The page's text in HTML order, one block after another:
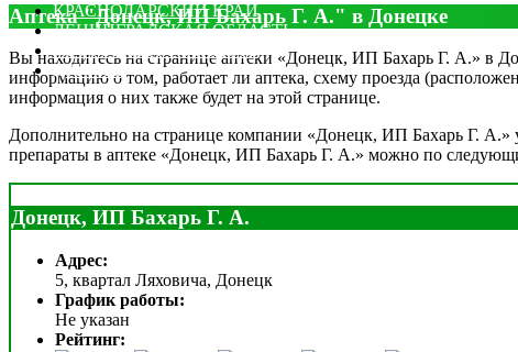
КРАСНОДАРСКИЙ КРАЙ
ЛЕНИНГРАДСКАЯ ОБЛАСТЬ
ДРУГИЕ
Аптека "Донецк, ИП Бахарь Г. А." в Донецке
Вы находитесь на странице аптеки «Донецк, ИП Бахарь Г. А.» в
информацию о том, работает ли аптека, схему проезда
информация о них также будет на этой странице.
Дополнительно на странице компании «Донецк, ИП Бахарь Г. А.»
препараты в аптеке «Донецк, ИП Бахарь Г. А.» можно по
Донецк, ИП Бахарь Г. А.
Адрес:
5, квартал Ляховича, Донецк
График работы:
Не указан
Рейтинг: